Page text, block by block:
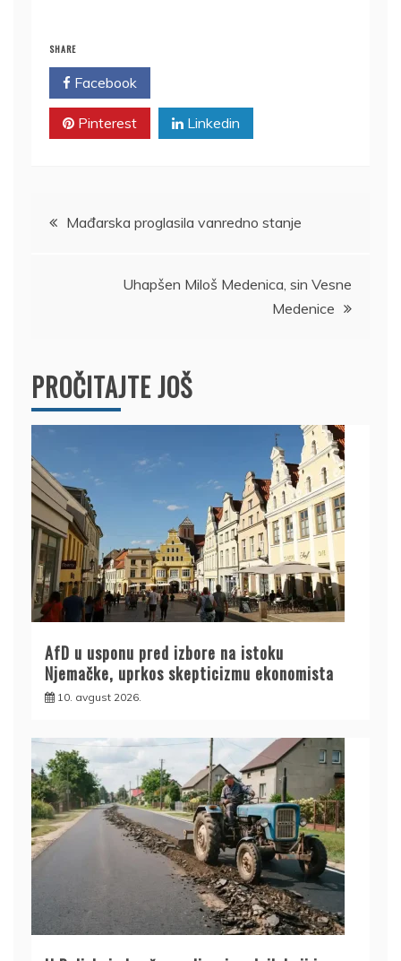
SHARE
Facebook
Pinterest Linkedin
Kretanje
Mađarska proglasila vanredno stanje
Uhapšen Miloš Medenica, sin Vesne
Medenice
PROČITAJTE JOŠ
AfD u usponu pred izbore na istoku
Njemačke, uprkos skepticizmu ekonomista
10. avgust 2026.